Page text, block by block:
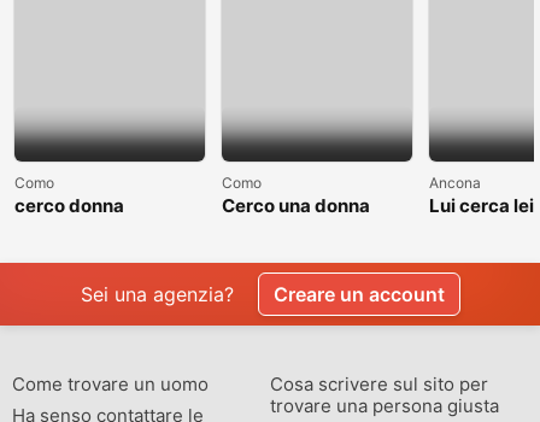
Como
cerco donna
Como
Cerco una donna
Ancona
Lui cerca lei
Sei una agenzia? Creare un account
Come trovare un uomo
Ha senso contattare le
Cosa scrivere sul sito per
trovare una persona giusta